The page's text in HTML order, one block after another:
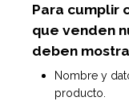
Para cumplir
que venden
deben
Nombre y
producto.